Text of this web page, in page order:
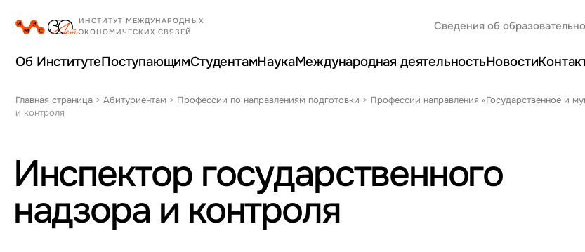
Сведения об
Об ИнститутеПоступающимСтудентамНаукаМеждународная деятельностьНовости
Главная страница >Абитуриентам > Профессии по направлениям подготовки > Профессии направления «Государственное и
и контроля
Инспектор государственного
надзора и контроля